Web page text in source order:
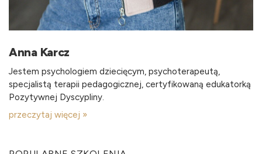
Anna Karcz
Jestem psychologiem dziecięcym, psychoterapeutą,
specjalistą terapii pedagogicznej, certyfikowaną edukatorką
Pozytywnej Dyscypliny.
przeczytaj więcej »